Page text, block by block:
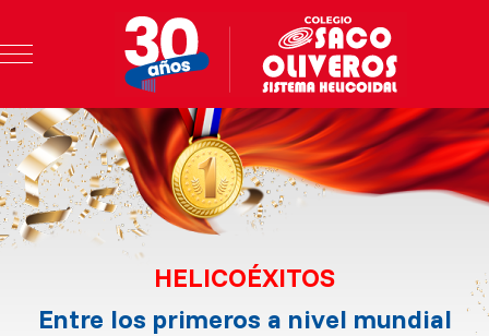
Mobile Menu Toggle
HELICOÉXITOS
Entre los primeros a nivel mundial